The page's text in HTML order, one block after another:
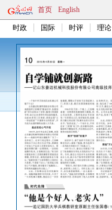
首页 English
时政 国际 时评 理论